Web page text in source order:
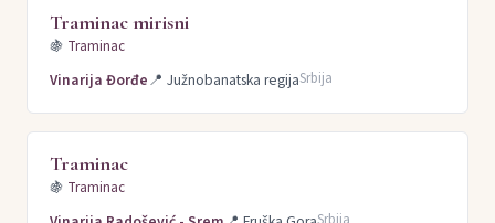
Traminac mirisni
🍇 Traminac
Vinarija Đorđe📍 Južnobanatska regijaSrbija
Traminac
🍇 Traminac